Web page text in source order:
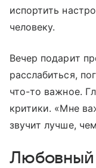
испортить
человеку.
Вечер подарит
расслабиться,
что-то важное.
критики. «Мне
звучит лучше,
Любовный